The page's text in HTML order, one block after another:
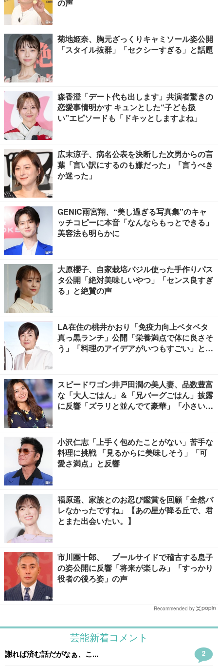
の声
菊地姫奈、胸元ざっくりキャミソール姿公開
「スタイル抜群」「セクシーすぎる」と話題
森香澄「デート代も出します」共演者驚きの
恋愛事情明かす キュンとした“子ども扱
い”エピソードも「ドキッとしますよね」
広末涼子、病名公表を決断した次男からの言
葉「言い訳にするのも嫌だった」「言うべき
か迷った」
GENIC雨宮翔、“美し過ぎる写真集”のキャ
ッチコピーに本音「なんならもっとできる」
美容法も明らかに
大原櫻子、自家栽培バジル使った手作りパス
タ公開「絶対美味しいやつ」「センス良すぎ
る」と絶賛の声
LA在住の桃井かおり「免疫力向上ベタベタ
真っ黒ランチ」公開「栄養満点で体に良さそ
う」「料理のアイデアがいつもすごい」と反
スピードワゴン井戸田潤の美人妻、品数豊富
な「大人ごはん」＆「兄バーグごはん」披露
に反響「ズラリと並んでて豪華」「小さい海
小沢仁志「上手く包めたことがない」苦手な
料理に挑戦 「見るからに美味しそう」「可
愛さ満点」と反響
福原遥、家族とのお忍び鑑賞を回顧「全然バ
レなかったですね」【あの星が降る丘で、君
とまた出会いたい。】
市川團十郎、 プールサイドで稽古する息子
の姿公開に反響「将来が楽しみ」「すっかり
役者の後ろ姿」の声
Recommended by